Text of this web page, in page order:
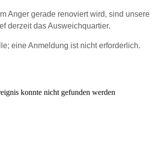
Anger gerade renoviert wird, sind unsere
derzeit das Ausweichquartier.
eine Anmeldung ist nicht erforderlich.